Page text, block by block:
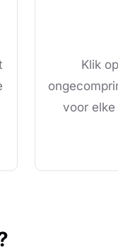
Klik
voor elke